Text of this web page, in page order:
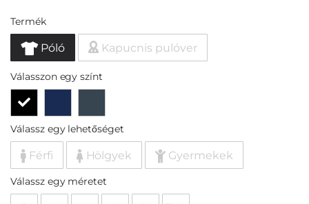
Termék
Póló Kapucnis pulóver
Válasszon egy színt
Válassz egy lehetőséget
Férfi Hölgyek Gyermekek
Válassz egy méretet